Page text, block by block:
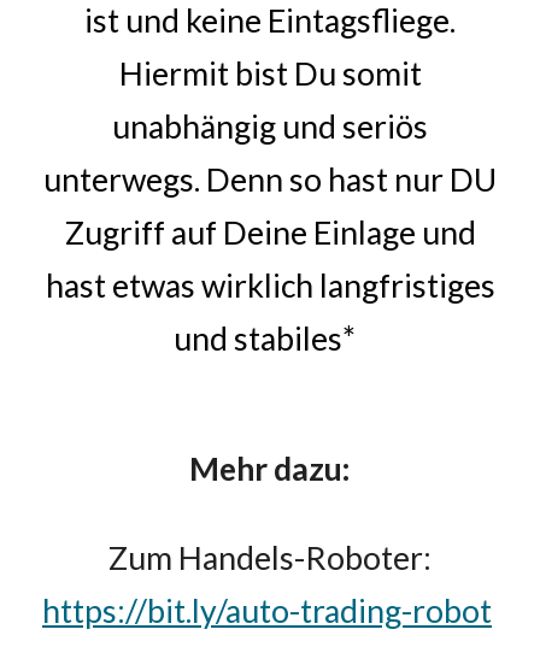
ist und keine Eintagsfliege.
Hiermit bist Du somit
unabhängig und seriös
unterwegs. Denn so hast nur DU
Zugriff auf Deine Einlage und
hast etwas wirklich langfristiges
und stabiles*
Mehr dazu:
Zum Handels-Roboter:
https://bit.ly/auto-trading-robot